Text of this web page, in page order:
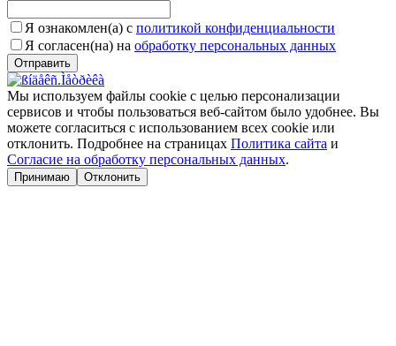
Я ознакомлен(а) с политикой конфиденциальности
Я согласен(на) на обработку персональных данных
Мы используем файлы cookie с целью персонализации
сервисов и чтобы пользоваться веб-сайтом было удобнее. Вы
можете согласиться с использованием всех cookie или
отклонить. Подробнее на страницах Политика сайта и
Согласие на обработку персональных данных.
Принимаю Отклонить